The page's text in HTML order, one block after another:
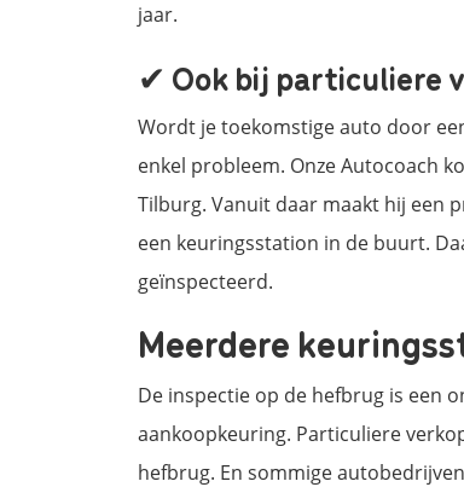
jaar.
✔ Ook bij particuliere
Wordt je toekomstige auto door
enkel probleem. Onze Autocoach
Tilburg. Vanuit daar maakt hij een
een keuringsstation in de buurt.
geïnspecteerd.
Meerdere
De inspectie op de hefbrug is een
aankoopkeuring. Particuliere
hefbrug. En sommige